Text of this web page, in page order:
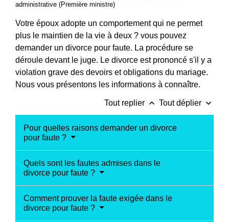
administrative (Première ministre)
Votre époux adopte un comportement qui ne permet
plus le maintien de la vie à deux ? vous pouvez
demander un divorce pour faute. La procédure se
déroule devant le juge. Le divorce est prononcé s'il y a
violation grave des devoirs et obligations du mariage.
Nous vous présentons les informations à connaître.
Tout replier keyboard_arrow_up Tout déplier keyboard_arrow_down
Pour quelles raisons demander un divorce
pour faute ?
Quels sont les fautes admises dans le
divorce pour faute ?
Comment prouver la faute exigée dans le
divorce pour faute ?